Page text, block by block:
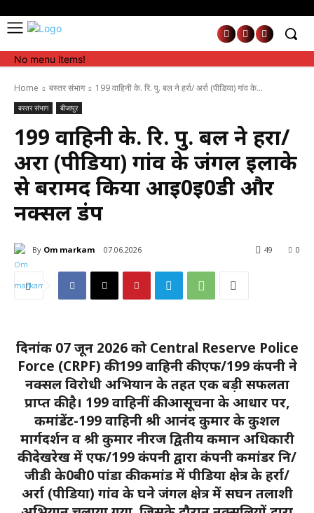
No menu items!
Home बस्तर संभाग 199 वाहिनी के. रि. पु. बल ने हर्रा/ अर्रा (पीडिया) गांव के...
बस्तर संभाग बीजापुर
199 वाहिनी के. रि. पु. बल ने हर्रा/
अर्रा (पीडिया) गांव के जंगल इलाके
से बरामद किया आई0ई0डी और
नक्सल डंप
By Om markam 07.06.2026 0
49
दिनांक 07 जून 2026 को Central Reserve Police
Force (CRPF) की 199 वाहिनी की एफ/199 कंपनी ने
नक्सल विरोधी अभियान के तहत एक बड़ी सफलता
प्राप्त की है। 199 वाहिनीं की आसूचना के आधार पर,
कमांडेंट-199 वाहिनी श्री आनंद कुमार के कुशल
मार्गदर्शन व श्री कुमार नीरज द्वितीय कमान अधिकारी
की देखरेख में एफ/199 कंपनी द्वारा कंपनी कमांडर नि/
जीडी के0बी0 पांडा की कमांड में पीडिया क्षेत्र के हर्रा/
अर्रा (पीडिया) गांव के घने जंगल क्षेत्र में सघन तलाशी